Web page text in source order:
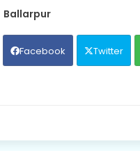
Ballarpur
Facebook Twitter